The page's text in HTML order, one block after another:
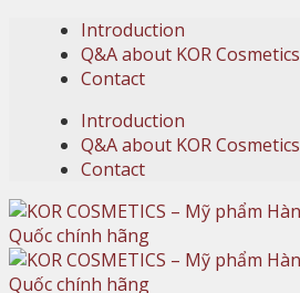
content
Introduction
Q&A about KOR Cosmetics
Contact
Introduction
Q&A about KOR Cosmetics
Contact